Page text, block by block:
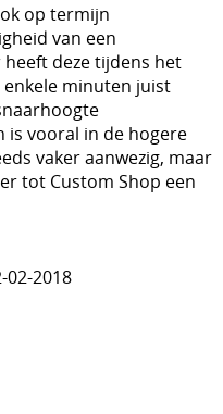
op termijn
van een
deze tijdens het
minuten juist
is vooral in de hogere
vaker aanwezig, maar
tot Custom Shop een
2018